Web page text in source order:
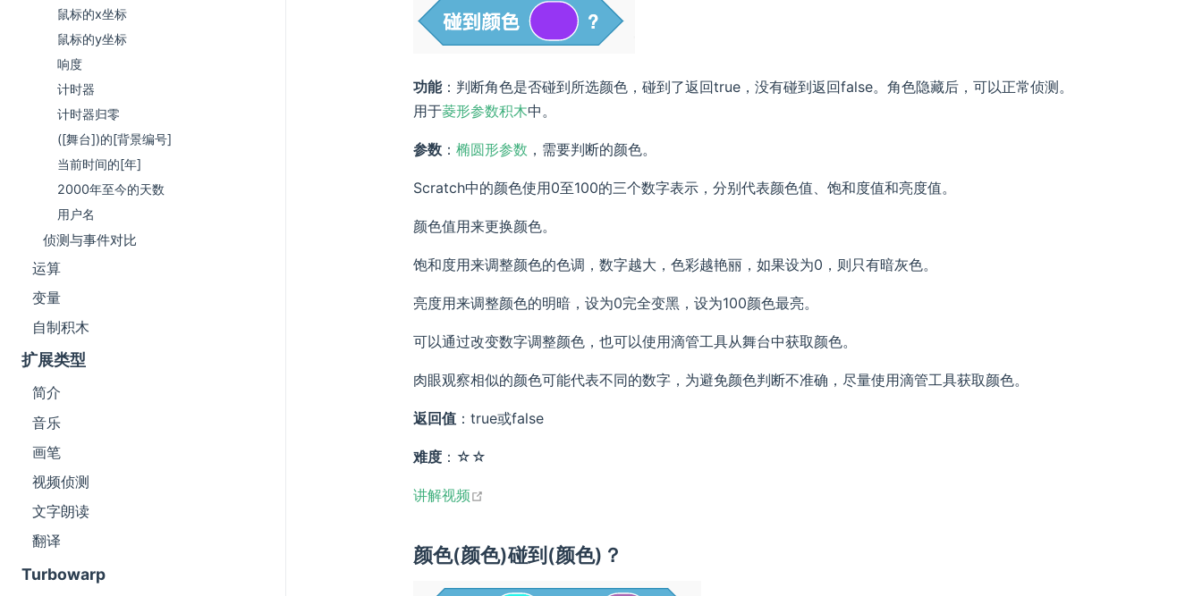
鼠标的x坐标
鼠标的y坐标
响度
计时器
计时器归零
([舞台])的[背景编号]
当前时间的[年]
2000年至今的天数
用户名
侦测与事件对比
运算
变量
自制积木
扩展类型
简介
音乐
画笔
视频侦测
文字朗读
翻译
Turbowarp
功能：判断角色是否碰到所选颜色，碰到了返回true，没有碰到返回false。角色隐藏后，可以正常侦测。
用于菱形参数积木中。
参数 ： 椭圆形参数 ，需要判断的颜色。
Scratch中的颜色使用0至100的三个数字表示，分别代表颜色值、饱和度值和亮度值。
颜色值用来更换颜色。
饱和度用来调整颜色的色调，数字越大，色彩越艳丽，如果设为0，则只有暗灰色。
亮度用来调整颜色的明暗，设为0完全变黑，设为100颜色最亮。
可以通过改变数字调整颜色，也可以使用滴管工具从舞台中获取颜色。
肉眼观察相似的颜色可能代表不同的数字，为避免颜色判断不准确，尽量使用滴管工具获取颜色。
返回值 ：true或false
难度 ：☆☆
讲解视频
颜色(颜色)碰到(颜色)？